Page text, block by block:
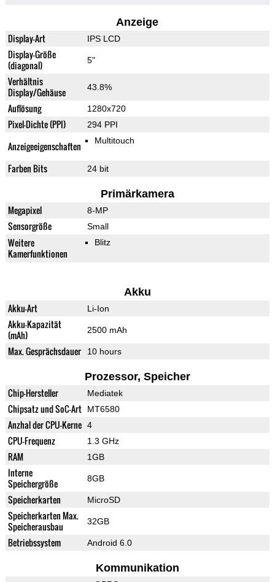
Anzeige
Display-Art IPS LCD
Display-Größe
(diagonal)
5"
Verhältnis
Display/Gehäuse
43.8%
Auflösung 1280x720
Pixel-Dichte (PPI) 294 PPI
Anzeigeeigenschaften Multitouch
Farben Bits 24 bit
Primärkamera
Megapixel 8-MP
Sensorgröße Small
Weitere
Kamerfunktionen
Blitz
Akku
Akku-Art Li-Ion
Akku-Kapazität
(mAh)
2500 mAh
Max. Gesprächsdauer 10 hours
Prozessor, Speicher
Chip-Hersteller Mediatek
Chipsatz und SoC-Art MT6580
Anzhal der CPU-Kerne 4
CPU-Frequenz 1.3 GHz
RAM 1GB
Interne
Speichergröße
8GB
Speicherkarten MicroSD
Speicherkarten Max.
Speicherausbau
32GB
Betriebssystem Android 6.0
Kommunikation